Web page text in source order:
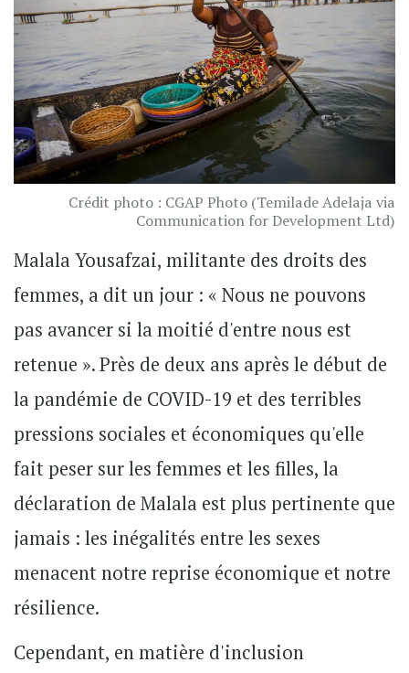
Crédit photo : CGAP Photo (Temilade Adelaja via
Communication for Development Ltd)
Malala Yousafzai, militante des droits des
femmes, a dit un jour : « Nous ne pouvons
pas avancer si la moitié d'entre nous est
retenue ». Près de deux ans après le début de
la pandémie de COVID-19 et des terribles
pressions sociales et économiques qu'elle
fait peser sur les femmes et les filles, la
déclaration de Malala est plus pertinente que
jamais : les inégalités entre les sexes
menacent notre reprise économique et notre
résilience.
Cependant, en matière d'inclusion